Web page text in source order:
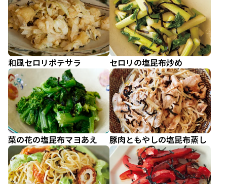
和風セロリポテサラ セロリの塩昆布炒め
菜の花の塩昆布マヨあえ 豚肉ともやしの塩昆布蒸し